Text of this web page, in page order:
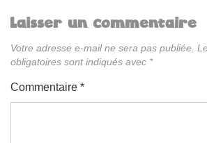
Laisser un commentaire
Votre adresse e-mail ne sera pas publiée.
obligatoires sont indiqués avec *
Commentaire *